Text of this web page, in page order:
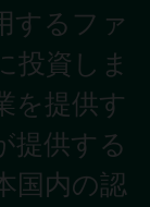
するファ
投資しま
を提供す
提供する
国内の認